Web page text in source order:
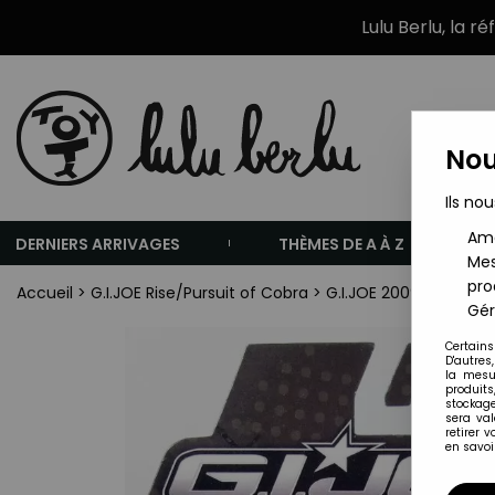
Lulu Berlu, la
DERNIERS ARRIVAGES THÈMES DE A À Z
Accueil > G.I.JOE Rise/Pursuit of Cobra > G.I.JOE 2009 - Deep
Ils
la
sera
retirer
en